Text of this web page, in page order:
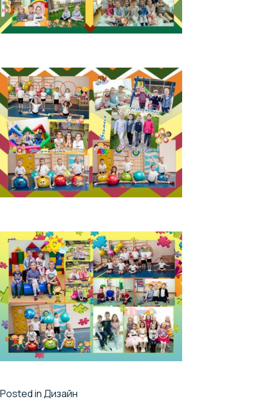
Posted inДизайн